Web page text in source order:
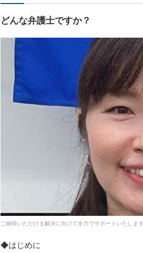
どんな弁護士ですか？
ご納得いただける解決に向けて全力でサポートいたします
◆はじめに